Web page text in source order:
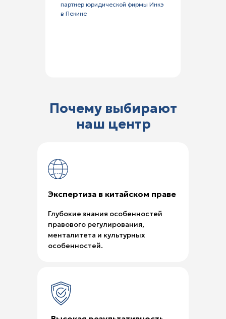
партнер юридической фирмы Инкэ
в Пекине
Почему выбирают
наш центр
Экспертиза в китайском праве
Глубокие знания особенностей
правового регулирования,
менталитета и культурных
особенностей.